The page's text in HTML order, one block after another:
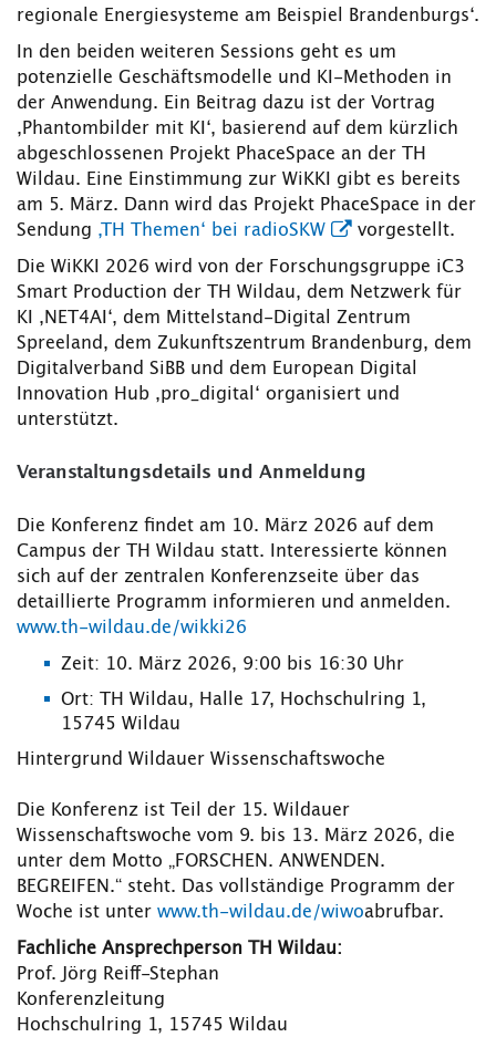
regionale Energiesysteme am Beispiel Brandenburgs‘.
In den beiden weiteren Sessions geht es um
potenzielle Geschäftsmodelle und KI-Methoden in
der Anwendung. Ein Beitrag dazu ist der Vortrag
‚Phantombilder mit KI‘, basierend auf dem kürzlich
abgeschlossenen Projekt PhaceSpace an der TH
Wildau. Eine Einstimmung zur WiKKI gibt es bereits
am 5. März. Dann wird das Projekt PhaceSpace in der
Sendung ‚TH Themen‘ bei radioSKW vorgestellt.
Die WiKKI 2026 wird von der Forschungsgruppe iC3
Smart Production der TH Wildau, dem Netzwerk für
KI ‚NET4AI‘, dem Mittelstand-Digital Zentrum
Spreeland, dem Zukunftszentrum Brandenburg, dem
Digitalverband SiBB und dem European Digital
Innovation Hub ‚pro_digital‘ organisiert und
unterstützt.
Veranstaltungsdetails und Anmeldung
Die Konferenz findet am 10. März 2026 auf dem
Campus der TH Wildau statt. Interessierte können
sich auf der zentralen Konferenzseite über das
detaillierte Programm informieren und anmelden.
www.th-wildau.de/wikki26
Zeit: 10. März 2026, 9:00 bis 16:30 Uhr
Ort: TH Wildau, Halle 17, Hochschulring 1,
15745 Wildau
Hintergrund Wildauer Wissenschaftswoche
Die Konferenz ist Teil der 15. Wildauer
Wissenschaftswoche vom 9. bis 13. März 2026, die
unter dem Motto „FORSCHEN. ANWENDEN.
BEGREIFEN.“ steht. Das vollständige Programm der
Woche ist unter www.th-wildau.de/wiwoabrufbar.
Fachliche Ansprechperson TH Wildau:
Prof. Jörg Reiff-Stephan
Konferenzleitung
Hochschulring 1, 15745 Wildau